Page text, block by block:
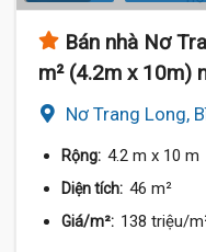
Bán nhà Nơ
m² (4.2m x 10m)
Nơ Trang Long,
Rộng: 4.2 m x 10 m
Diện tích: 46 m²
Giá/m²: 138 triệu/